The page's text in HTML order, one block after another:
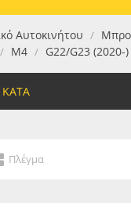
Αυτοκινήτου /
/ M4 / G22/G23 (2020-)
Πλέγμα